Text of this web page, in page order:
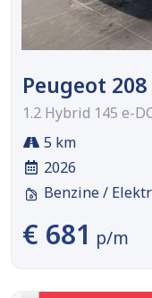
Peugeot 208
1.2 Hybrid 145 e-
5 km
2026
Benzine /
€ 681 p/m